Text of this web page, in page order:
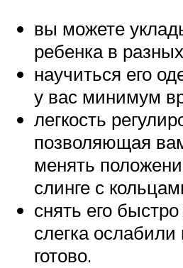
вы можете
ребенка в
научиться его
у вас минимум
легкость
позволяющая
менять
слинге с
снять его
слегка
готово.